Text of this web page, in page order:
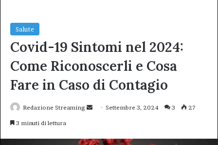
Salute
Covid-19 Sintomi nel 2024:
Come Riconoscerli e Cosa
Fare in Caso di Contagio
Redazione Streaming
InviaSettembre 3, 2024 3 27
3 minuti di lettura